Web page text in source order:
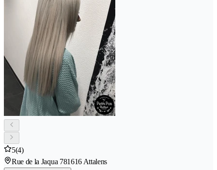
5(4)
Rue de la Jaqua 781616 Attalens